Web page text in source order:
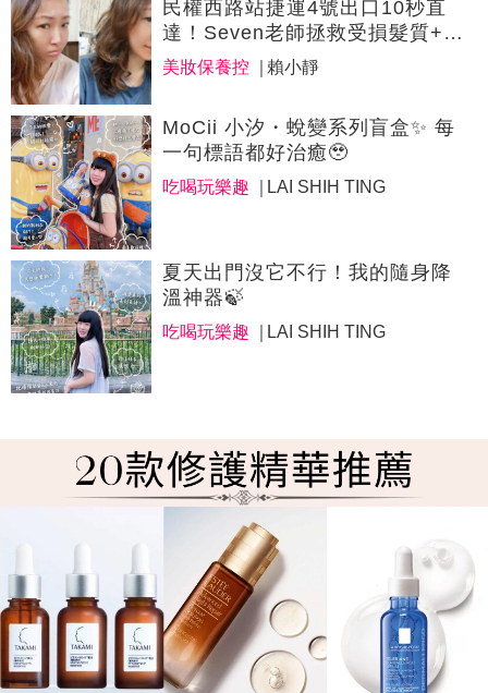
民權西路站捷運4號出口10秒直
達！Seven老師拯救受損髮質+完
美燙出心儀慵懶感。首次燙髮
（含剪）可享兩千優惠價！台北
美妝保養控 賴小靜
MoCii 小汐・蛻變系列盲盒✨ 每
一句標語都好治癒🥹
吃喝玩樂趣 LAI SHIH TING
夏天出門沒它不行！我的隨身降
溫神器🍃
吃喝玩樂趣 LAI SHIH TING